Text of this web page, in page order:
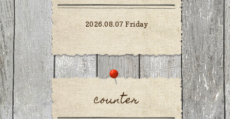
2026.08.07 Friday
counter